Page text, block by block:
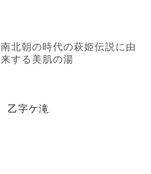
南北朝の時代の萩姫伝説に由
来する美肌の湯
乙字ケ滝